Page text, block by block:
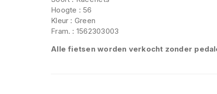
Hoogte : 56
Kleur : Green
Fram. : 1562303003
Alle fietsen worden verkocht zonder